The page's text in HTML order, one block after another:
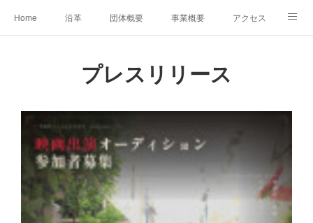
Home 沿革 団体概要 事業概要 アクセス
レンタルスペースについて 中期計画（2026-2031）
プレスリリース